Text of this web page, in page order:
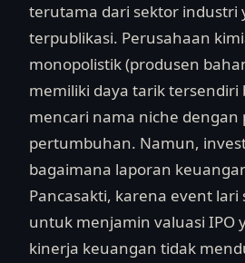
terutama dari sektor industri
terpublikasi. Perusahaan
monopolistik (produsen
memiliki daya tarik tersendiri
mencari nama niche dengan
pertumbuhan. Namun,
bagaimana laporan
Pancasakti, karena event lari
untuk menjamin valuasi IPO
kinerja keuangan tidak